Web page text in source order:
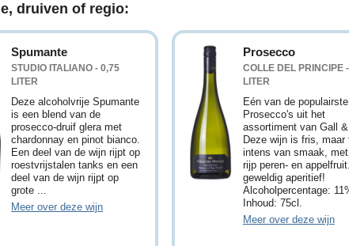
druiven of regio:
Spumante
STUDIO ITALIANO - 0,75
LITER
Deze alcoholvrije Spumante
is een blend van de
prosecco-druif glera met
chardonnay en pinot bianco.
Een deel van de wijn rijpt op
roestvrijstalen tanks en een
deel van de wijn rijpt op
grote ...
Meer over deze wijn
Prosecco
COLLE DEL PRINCIPE
LITER
Eén van de populairste
Prosecco's uit het
assortiment van Gall
Deze wijn is fris, maar
intens van smaak,
rijp peren- en
geweldig aperitief!
Alcoholpercentage:
Inhoud: 75cl.
Meer over deze wijn